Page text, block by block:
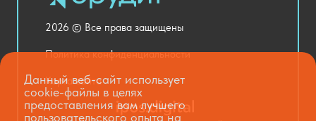
Национальные проекты
2026 © Все права защищены
Политика конфиденциальности
Карта сайта
Данный веб-сайт использует
cookie-файлы в целях
предоставления вам лучшего
пользовательского опыта на